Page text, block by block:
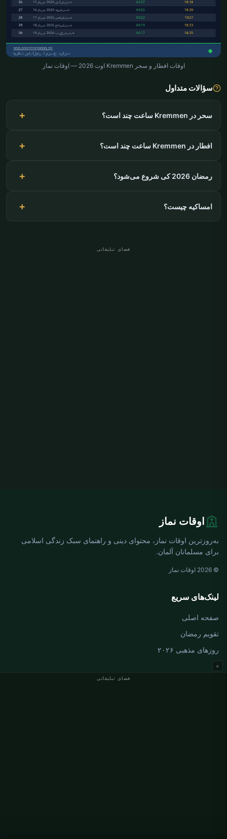
اوقات افطار و سحر Kremmen اوت 2026 — اوقات نماز
سؤالات متداول
سحر در Kremmen ساعت چند است؟
افطار در Kremmen ساعت چند است؟
رمضان 2026 کی شروع می‌شود؟
امساکیه چیست؟
فضای تبلیغاتی
فضای تبلیغاتی
×
اوقات نماز
به‌روزترین اوقات نماز، محتوای دینی و راهنمای سبک زندگی اسلامی
برای مسلمانان آلمان.
© 2026 اوقات نماز
لینک‌های سریع
صفحه اصلی
تقویم رمضان
روزهای مذهبی ۲۰۲۶